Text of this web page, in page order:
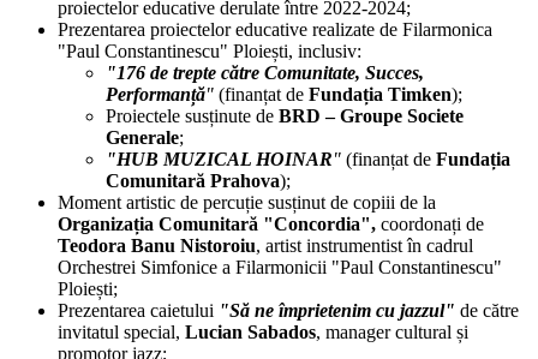
proiectelor educative derulate între 2022-2024;
Prezentarea proiectelor educative realizate de Filarmonica
"Paul Constantinescu" Ploiești, inclusiv:
"176 de trepte către Comunitate, Succes,
Performanță" (finanțat de Fundația Timken);
Proiectele susținute de BRD – Groupe Societe
Generale;
"HUB MUZICAL HOINAR" (finanțat de Fundația
Comunitară Prahova);
Moment artistic de percuție susținut de copiii de la
Organizația Comunitară "Concordia", coordonați de
Teodora Banu Nistoroiu, artist instrumentist în cadrul
Orchestrei Simfonice a Filarmonicii "Paul Constantinescu"
Ploiești;
Prezentarea caietului "Să ne împrietenim cu jazzul" de către
invitatul special, Lucian Sabados, manager cultural și
promotor jazz;